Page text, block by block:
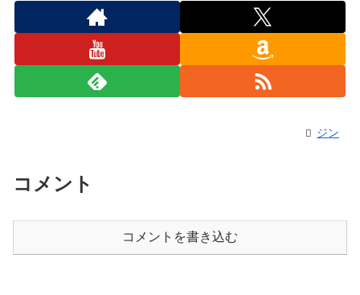
ジン
コメント
コメントを書き込む